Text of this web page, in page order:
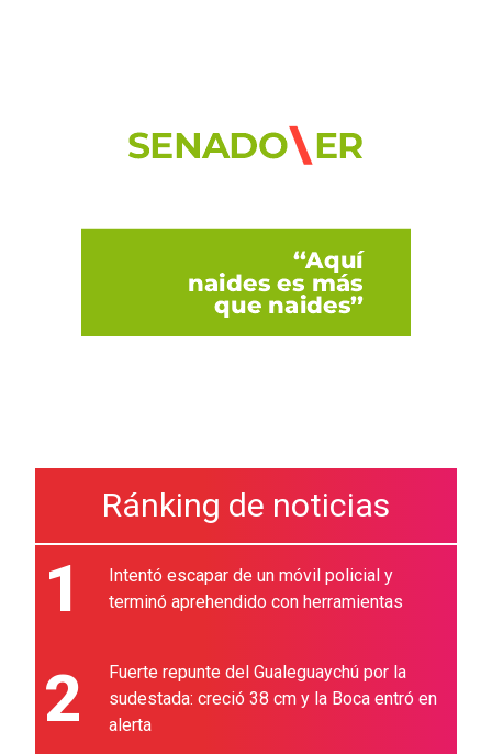
Ránking de noticias
1
Intentó escapar de un móvil policial y
terminó aprehendido con herramientas
2
Fuerte repunte del Gualeguaychú por la
sudestada: creció 38 cm y la Boca entró en
alerta